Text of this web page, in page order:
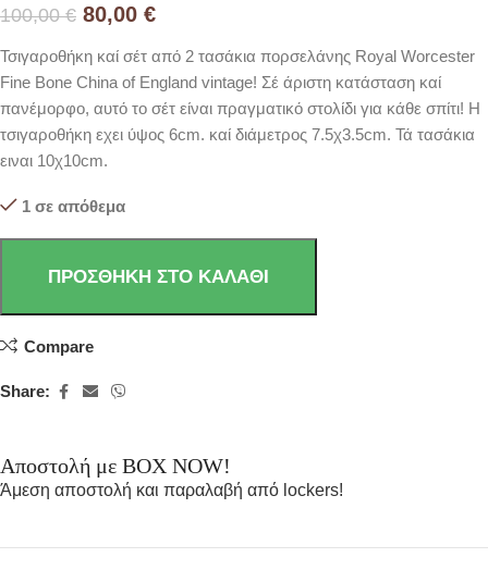
100,00€ 80,00 €
Τσιγαροθήκη καί σέτ από 2 τασάκια πορσελάνης Royal Worcester
Fine Bone China of England vintage! Σέ άριστη κατάσταση καί
πανέμορφο, αυτό το σέτ είναι πραγματικό στολίδι για κάθε σπίτι! Η
τσιγαροθήκη εχει ύψος 6cm. καί διάμετρος 7.5χ3.5cm. Τά τασάκια
ειναι 10χ10cm.
1 σε απόθεμα
ΠΡΟΣΘΉΚΗ ΣΤΟ ΚΑΛΆΘΙ
Compare
Share:
Αποστολή με BOX NOW!
Άμεση αποστολή και παραλαβή από lockers!